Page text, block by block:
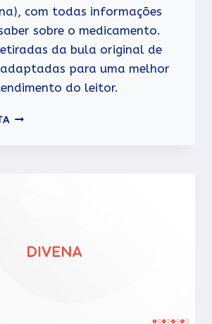
com todas informações
sobre o medicamento.
da bula original de
adaptadas para uma melhor
do leitor.
RUBENTI